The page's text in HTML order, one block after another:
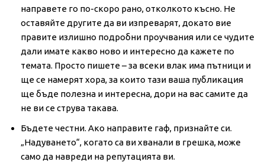
направете го по-скоро рано, отколкото късно. Не
оставяйте другите да ви изпреварят, докато вие
правите излишно подробни проучвания или се чудите
дали имате какво ново и интересно да кажете по
темата. Просто пишете – за всеки влак има пътници и
ще се намерят хора, за които тази ваша публикация
ще бъде полезна и интересна, дори на вас самите да
не ви се струва такава.
Бъдете честни. Ако направите гаф, признайте си.
„Надуването“, когато са ви хванали в грешка, може
само да навреди на репутацията ви.